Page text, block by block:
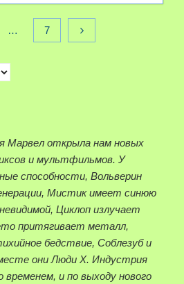
… 7
Марвел открыла нам новых
и мультфильмов. У
способности, Вольверин
Мистик имеет синюю
Циклоп излучает
притягивает металл,
бедствие, Соблезуб и
они Люди X. Индустрия
временем, и по выходу нового